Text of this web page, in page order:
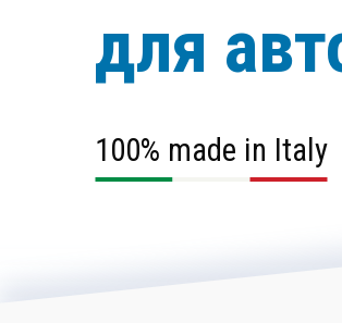
для
100% made in Italy